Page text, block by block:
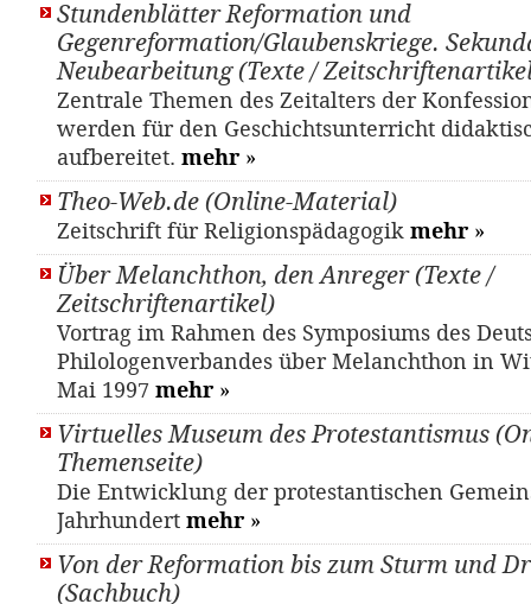
Stundenblätter Reformation und
Gegenreformation/Glaubenskriege.
Neubearbeitung (Texte /
Zentrale Themen des Zeitalters der
werden für den Geschichtsunterricht
aufbereitet. mehr »
Theo-Web.de (Online-Material)
Zeitschrift für Religionspädagogik mehr »
Über Melanchthon, den Anreger (Texte /
Zeitschriftenartikel)
Vortrag im Rahmen des Symposiums des
Philologenverbandes über Melanchthon in
Mai 1997 mehr »
Virtuelles Museum des Protestantismus
Themenseite)
Die Entwicklung der protestantischen
Jahrhundert mehr »
Von der Reformation bis zum Sturm und
(Sachbuch)